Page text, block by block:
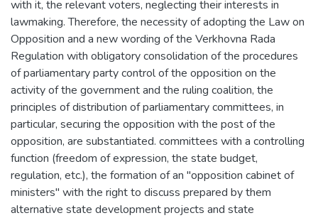
with it, the relevant voters, neglecting their interests in
lawmaking. Therefore, the necessity of adopting the Law on
Opposition and a new wording of the Verkhovna Rada
Regulation with obligatory consolidation of the procedures
of parliamentary party control of the opposition on the
activity of the government and the ruling coalition, the
principles of distribution of parliamentary committees, in
particular, securing the opposition with the post of the
opposition, are substantiated. committees with a controlling
function (freedom of expression, the state budget,
regulation, etc.), the formation of an "opposition cabinet of
ministers" with the right to discuss prepared by them
alternative state development projects and state